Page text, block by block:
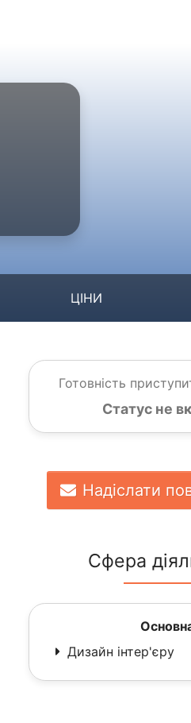
ЦІНИ
Готовність
Статус не
Надіслати
Сфера
Дизайн інтер'єру